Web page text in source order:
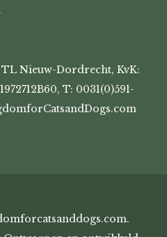
Nieuw-Dordrecht, KvK:
T: 0031(0)591-